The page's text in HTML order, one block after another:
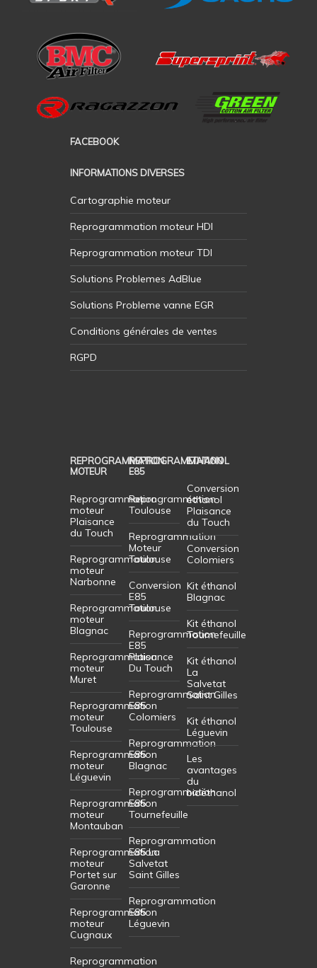
FACEBOOK
INFORMATIONS DIVERSES
Cartographie moteur
Reprogrammation moteur HDI
Reprogrammation moteur TDI
Solutions Problemes AdBlue
Solutions Probleme vanne EGR
Conditions générales de ventes
RGPD
REPROGRAMMATION
MOTEUR
Reprogrammation
moteur
Plaisance
du Touch
Reprogrammation
moteur
Narbonne
Reprogrammation
moteur
Blagnac
Reprogrammation
moteur
Muret
Reprogrammation
moteur
Toulouse
Reprogrammation
moteur
Léguevin
Reprogrammation
moteur
Montauban
Reprogrammation
moteur
Portet sur
Garonne
Reprogrammation
moteur
Cugnaux
Reprogrammation
REPROGRAMMATION
E85
Reprogrammation
Toulouse
Reprogrammation
Moteur
Toulouse
Conversion
E85
Toulouse
Reprogrammation
E85
Plaisance
Du Touch
Reprogrammation
E85
Colomiers
Reprogrammation
E85
Blagnac
Reprogrammation
E85
Tournefeuille
Reprogrammation
E85 La
Salvetat
Saint Gilles
Reprogrammation
E85
Léguevin
ETHANOL
Conversion
éthanol
Plaisance
du Touch
Conversion
Colomiers
Kit éthanol
Blagnac
Kit éthanol
Tournefeuille
Kit éthanol
La
Salvetat
Saint Gilles
Kit éthanol
Léguevin
Les
avantages
du
bioéthanol